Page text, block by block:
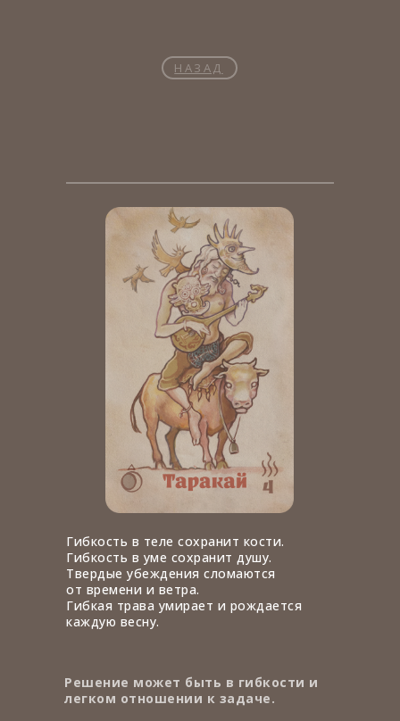
НАЗАД
Гибкость в теле сохранит кости.
Гибкость в уме сохранит душу.
Твердые убеждения сломаются
от времени и ветра.
Гибкая трава умирает и рождается
каждую весну.
Решение может быть в гибкости и
легком отношении к задаче.